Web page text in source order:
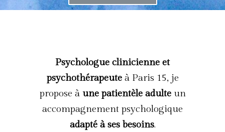
Psychologue clinicienne et
psychothérapeute à Paris 15, je
propose à une patientèle adulteun
accompagnement psychologique
adapté à ses besoins.